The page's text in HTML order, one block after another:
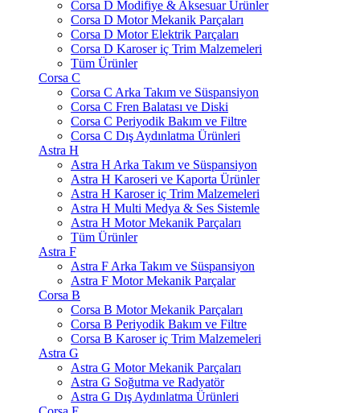
Corsa D Modifiye & Aksesuar Ürünler
Corsa D Motor Mekanik Parçaları
Corsa D Motor Elektrik Parçaları
Corsa D Karoser iç Trim Malzemeleri
Tüm Ürünler
Corsa C
Corsa C Arka Takım ve Süspansiyon
Corsa C Fren Balatası ve Diski
Corsa C Periyodik Bakım ve Filtre
Corsa C Dış Aydınlatma Ürünleri
Astra H
Astra H Arka Takım ve Süspansiyon
Astra H Karoseri ve Kaporta Ürünler
Astra H Karoser iç Trim Malzemeleri
Astra H Multi Medya & Ses Sistemle
Astra H Motor Mekanik Parçaları
Tüm Ürünler
Astra F
Astra F Arka Takım ve Süspansiyon
Astra F Motor Mekanik Parçalar
Corsa B
Corsa B Motor Mekanik Parçaları
Corsa B Periyodik Bakım ve Filtre
Corsa B Karoser iç Trim Malzemeleri
Astra G
Astra G Motor Mekanik Parçaları
Astra G Soğutma ve Radyatör
Astra G Dış Aydınlatma Ürünleri